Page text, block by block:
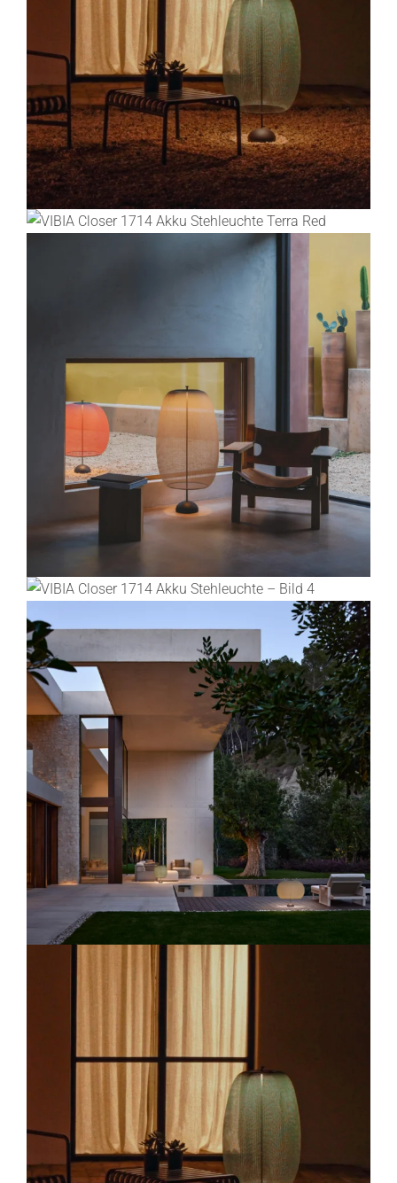
Lichtplanung
Referenzen
Marken
Ratgeber
Sale